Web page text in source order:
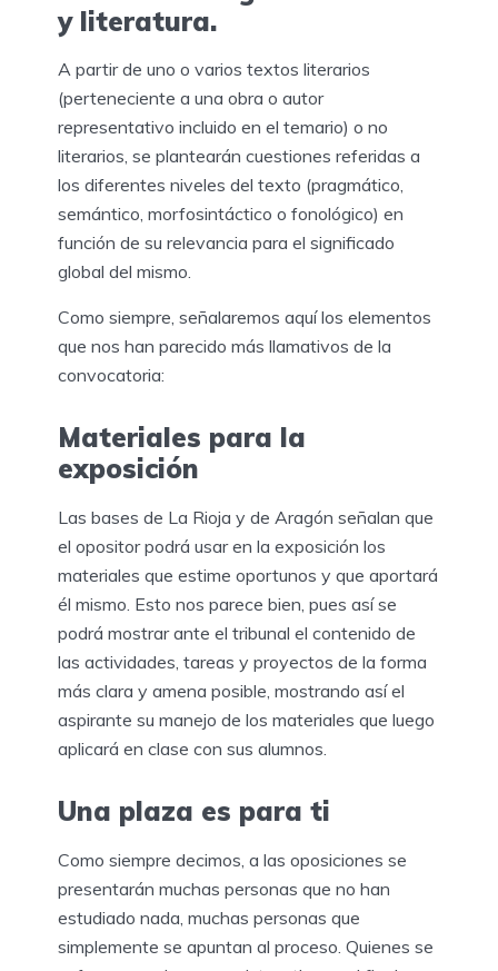
y literatura.
A partir de uno o varios textos literarios
(perteneciente a una obra o autor
representativo incluido en el temario) o no
literarios, se plantearán cuestiones referidas a
los diferentes niveles del texto (pragmático,
semántico, morfosintáctico o fonológico) en
función de su relevancia para el significado
global del mismo.
Como siempre, señalaremos aquí los elementos
que nos han parecido más llamativos de la
convocatoria:
Materiales para la
exposición
Las bases de La Rioja y de Aragón señalan que
el opositor podrá usar en la exposición los
materiales que estime oportunos y que aportará
él mismo. Esto nos parece bien, pues así se
podrá mostrar ante el tribunal el contenido de
las actividades, tareas y proyectos de la forma
más clara y amena posible, mostrando así el
aspirante su manejo de los materiales que luego
aplicará en clase con sus alumnos.
Una plaza es para ti
Como siempre decimos, a las oposiciones se
presentarán muchas personas que no han
estudiado nada, muchas personas que
simplemente se apuntan al proceso. Quienes se